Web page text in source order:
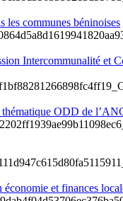
les communes béninoises
Intercommunalité et
thématique ODD de
économie et finances